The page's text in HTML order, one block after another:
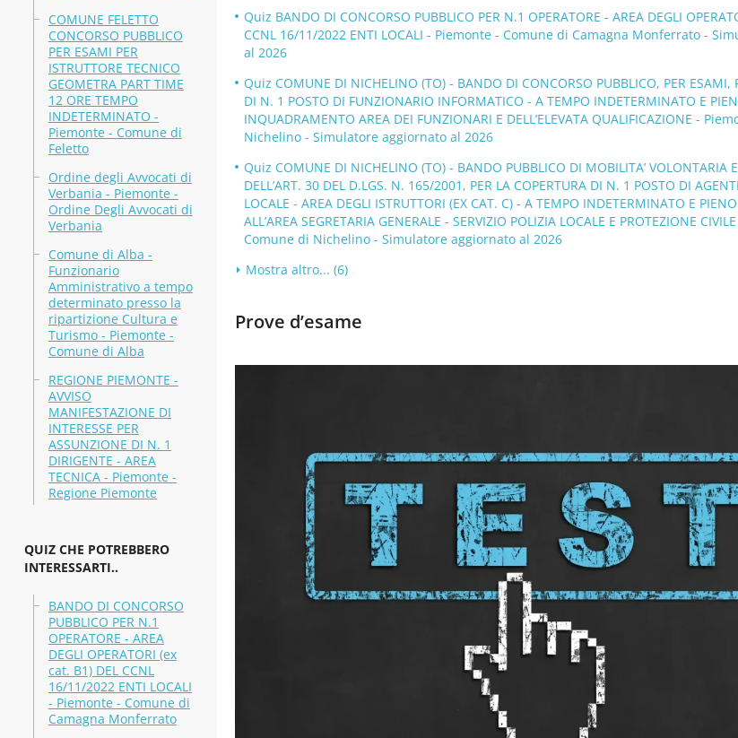
COMUNE FELETTO
CONCORSO PUBBLICO
PER ESAMI PER
ISTRUTTORE TECNICO
GEOMETRA PART TIME
12 ORE TEMPO
INDETERMINATO -
Piemonte - Comune di
Feletto
Ordine degli Avvocati di
Verbania - Piemonte -
Ordine Degli Avvocati di
Verbania
Comune di Alba -
Funzionario
Amministrativo a tempo
determinato presso la
ripartizione Cultura e
Turismo - Piemonte -
Comune di Alba
REGIONE PIEMONTE -
AVVISO
MANIFESTAZIONE DI
INTERESSE PER
ASSUNZIONE DI N. 1
DIRIGENTE - AREA
TECNICA - Piemonte -
Regione Piemonte
QUIZ CHE POTREBBERO
INTERESSARTI..
BANDO DI CONCORSO
PUBBLICO PER N.1
OPERATORE - AREA
DEGLI OPERATORI (ex
cat. B1) DEL CCNL
16/11/2022 ENTI LOCALI
- Piemonte - Comune di
Camagna Monferrato
Quiz BANDO DI CONCORSO PUBBLICO PER N.1 OPERATORE - AREA DEGLI
CCNL 16/11/2022 ENTI LOCALI - Piemonte - Comune di Camagna Monferrato -
al 2026
Quiz COMUNE DI NICHELINO (TO) - BANDO DI CONCORSO PUBBLICO, PER ESAMI,
DI N. 1 POSTO DI FUNZIONARIO INFORMATICO - A TEMPO INDETERMINATO E
INQUADRAMENTO AREA DEI FUNZIONARI E DELL’ELEVATA QUALIFICAZIONE -
Nichelino - Simulatore aggiornato al 2026
Quiz COMUNE DI NICHELINO (TO) - BANDO PUBBLICO DI MOBILITA’ VOLONTARIA
DELL’ART. 30 DEL D.LGS. N. 165/2001, PER LA COPERTURA DI N. 1 POSTO DI
LOCALE - AREA DEGLI ISTRUTTORI (EX CAT. C) - A TEMPO INDETERMINATO E
ALL’AREA SEGRETARIA GENERALE - SERVIZIO POLIZIA LOCALE E PROTEZIONE
Comune di Nichelino - Simulatore aggiornato al 2026
Mostra altro... (6)
Prove d’esame